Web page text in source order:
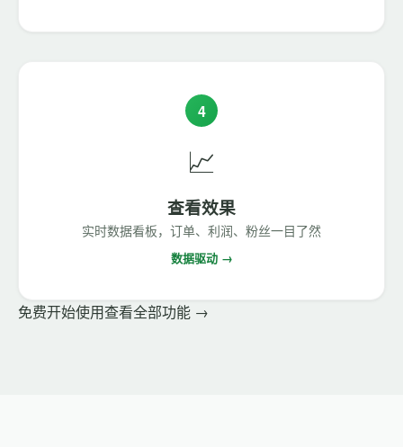
4
📈
查看效果
实时数据看板，订单、利润、粉丝一目了然
数据驱动 →
免费开始使用查看全部功能 →